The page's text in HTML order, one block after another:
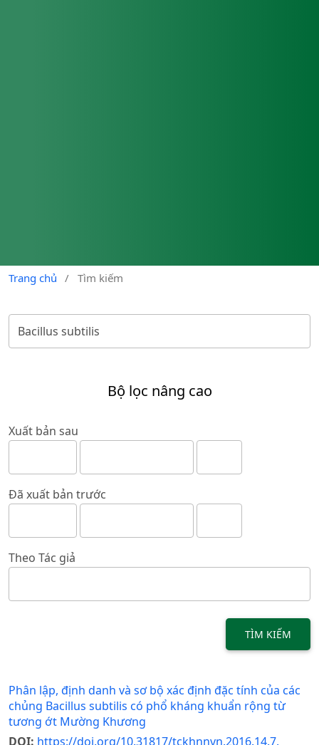
Trang chủ / Tìm kiếm
Bộ lọc nâng cao
Xuất bản sau
Đã xuất bản trước
Theo Tác giả
TÌM KIẾM
Phân lập, định danh và sơ bộ xác định đặc tính của các
chủng Bacillus subtilis có phổ kháng khuẩn rộng từ
tương ớt Mường Khương
DOI: https://doi.org/10.31817/tckhnnvn.2016.14.7.